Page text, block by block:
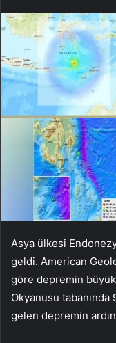
Asya ülkesi
geldi. American
göre depremin
Okyanusu
gelen depremin